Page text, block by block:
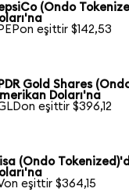
(Ondo
eşittir $142,53
Gold Shares
Doları'na
eşittir $396,12
(Ondo
eşittir $364,15